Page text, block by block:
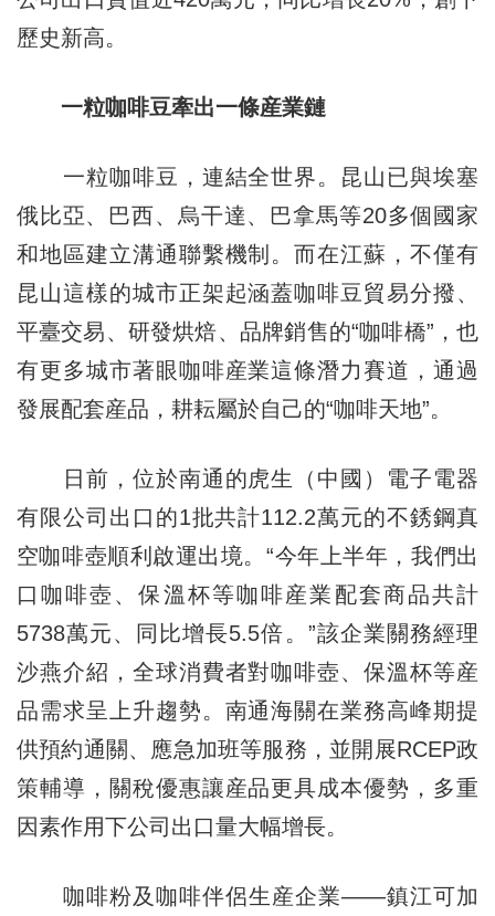
歷史新高。
一粒咖啡豆牽出一條産業鏈
一粒咖啡豆，連結全世界。昆山已與埃塞
俄比亞、巴西、烏干達、巴拿馬等20多個國家
和地區建立溝通聯繫機制。而在江蘇，不僅有
昆山這樣的城市正架起涵蓋咖啡豆貿易分撥、
平臺交易、研發烘焙、品牌銷售的“咖啡橋”，也
有更多城市著眼咖啡産業這條潛力賽道，通過
發展配套産品，耕耘屬於自己的“咖啡天地”。
日前，位於南通的虎生（中國）電子電器
有限公司出口的1批共計112.2萬元的不銹鋼真
空咖啡壺順利啟運出境。“今年上半年，我們出
口咖啡壺、保溫杯等咖啡産業配套商品共計
5738萬元、同比增長5.5倍。”該企業關務經理
沙燕介紹，全球消費者對咖啡壺、保溫杯等産
品需求呈上升趨勢。南通海關在業務高峰期提
供預約通關、應急加班等服務，並開展RCEP政
策輔導，關稅優惠讓産品更具成本優勢，多重
因素作用下公司出口量大幅增長。
咖啡粉及咖啡伴侶生産企業——鎮江可加